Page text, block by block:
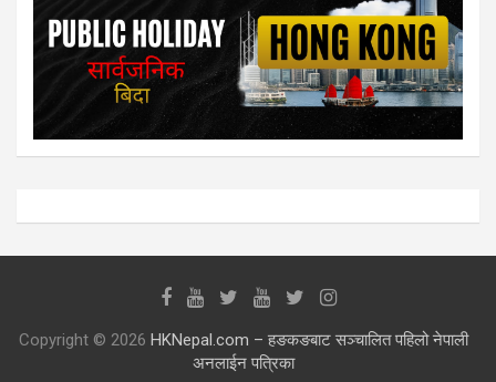
Copyright © 2026 HKNepal.com – हङकङबाट सञ्चालित पहिलो नेपाली
अनलाईन पत्रिका